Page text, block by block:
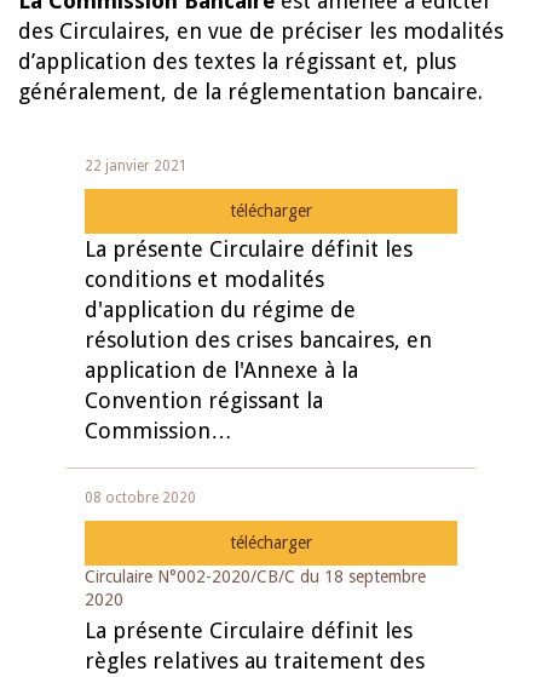
des Circulaires, en vue de préciser les modalités
d’application des textes la régissant et, plus
généralement, de la réglementation bancaire.
22 janvier 2021
télécharger
La présente Circulaire définit les
conditions et modalités
d'application du régime de
résolution des crises bancaires, en
application de l'Annexe à la
Convention régissant la
Commission…
08 octobre 2020
télécharger
Circulaire N°002-2020/CB/C du 18 septembre
2020
La présente Circulaire définit les
règles relatives au traitement des